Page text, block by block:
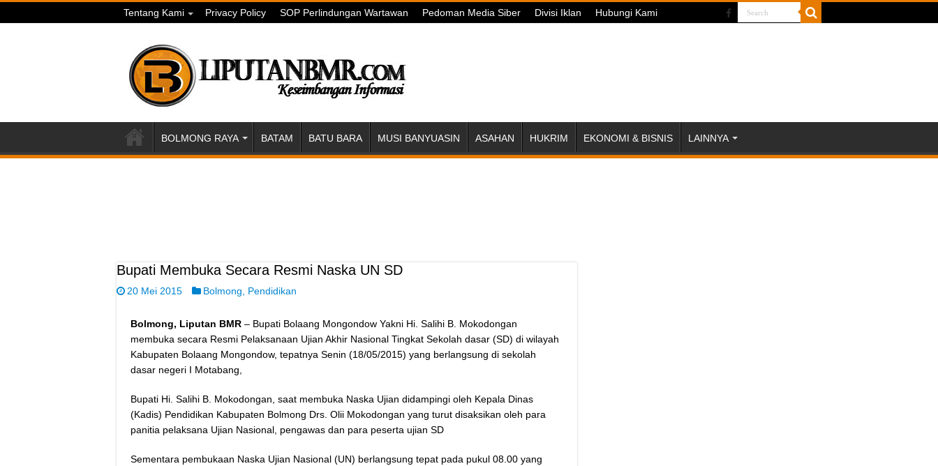
Tentang Kami Privacy Policy SOP Perlindungan Wartawan Pedoman Media Siber Divisi Iklan Hubungi Kami
BOLMONG RAYA BATAM BATU BARA MUSI BANYUASIN ASAHAN HUKRIM EKONOMI & BISNIS LAINNYA
Bupati Membuka Secara Resmi Naska UN SD
20 Mei 2015 Bolmong Pendidikan
Bolmong, Liputan BMR – Bupati Bolaang Mongondow Yakni Hi. Salihi B. Mokodongan
membuka secara Resmi Pelaksanaan Ujian Akhir Nasional Tingkat Sekolah dasar (SD) di wilayah
Kabupaten Bolaang Mongondow, tepatnya Senin (18/05/2015) yang berlangsung di sekolah
dasar negeri I Motabang,
Bupati Hi. Salihi B. Mokodongan, saat membuka Naska Ujian didampingi oleh Kepala Dinas
(Kadis) Pendidikan Kabupaten Bolmong Drs. Olii Mokodongan yang turut disaksikan oleh para
panitia pelaksana Ujian Nasional, pengawas dan para peserta ujian SD
Sementara pembukaan Naska Ujian Nasional (UN) berlangsung tepat pada pukul 08.00 yang